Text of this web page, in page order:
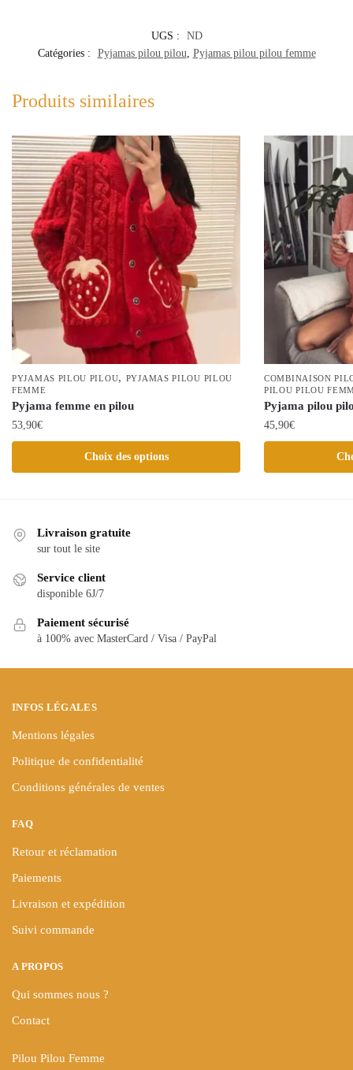
UGS :
ND
Catégories :
Pyjamas pilou pilou, Pyjamas pilou pilou femme
Produits similaires
PYJAMAS PILOU PILOU, PYJAMAS PILOU PILOU
FEMME
Pyjama femme en pilou
53,90€
Choix des options
produit
variations.
peuvent
choisies
COMBINAISON
PILOU PILOU
Pyjama pilou
45,90€
produit
Livraison gratuite
sur tout le site
Service client
disponible 6J/7
Paiement sécurisé
à 100% avec MasterCard / Visa / PayPal
INFOS LÉGALES
Mentions légales
Politique de confidentialité
Conditions générales de ventes
FAQ
Retour et réclamation
Paiements
Livraison et expédition
Suivi commande
A PROPOS
Qui sommes nous ?
Contact
Pilou Pilou Femme